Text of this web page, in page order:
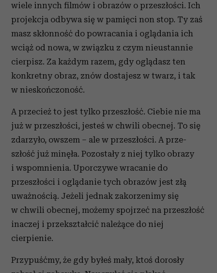
wiele innych filmów i obrazów o przeszłości. Ich
projekcja odbywa się w pamięci non stop. Ty zaś
masz skłon­ność do powracania i oglądania ich
wciąż od nowa, w związku z czym nieustannie
cierpisz. Za każdym razem, gdy oglądasz ten
konkretny obraz, znów do­stajesz w twarz, i tak
w nieskończoność.
A przecież to jest tylko przeszłość. Ciebie nie ma
już w przeszłości, jesteś w chwili obecnej. To się
zdarzyło, owszem – ale w przeszłości. A prze­
szłość już minęła. Pozostały z niej tylko obrazy
i wspomnienia. Uporczywe wracanie do
przeszłości i oglądanie tych obrazów jest złą
uważnością. Jeżeli jednak zakorzenimy się
w chwili obecnej, możemy spojrzeć na przeszłość
inaczej i przekształcić na­leżące do niej
cierpienie.
Przypuśćmy, że gdy byłeś mały, ktoś dorosły